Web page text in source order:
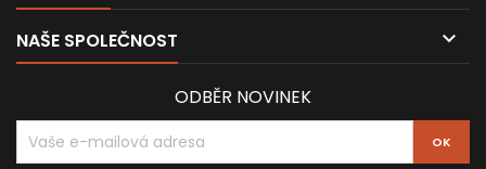
NAŠE SPOLEČNOST 
ODBĚR NOVINEK